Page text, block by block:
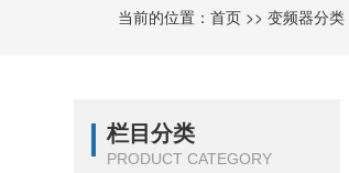
当前的位置：首页 >>变频器分类
栏目分类
PRODUCT CATEGORY